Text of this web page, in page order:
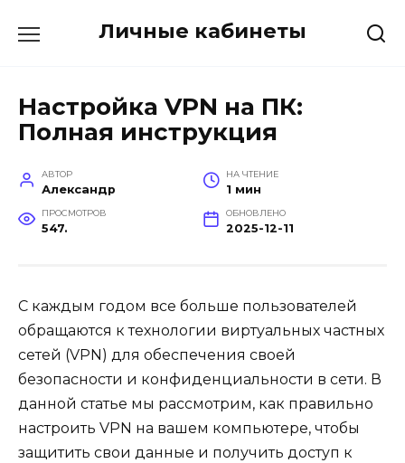
Личные кабинеты
Настройка VPN на ПК:
Полная инструкция
АВТОР
Александр
НА ЧТЕНИЕ
1 мин
ПРОСМОТРОВ
547.
ОБНОВЛЕНО
2025-12-11
С каждым годом все больше пользователей
обращаются к технологии виртуальных частных
сетей (VPN) для обеспечения своей
безопасности и конфиденциальности в сети. В
данной статье мы рассмотрим, как правильно
настроить VPN на вашем компьютере, чтобы
защитить свои данные и получить доступ к